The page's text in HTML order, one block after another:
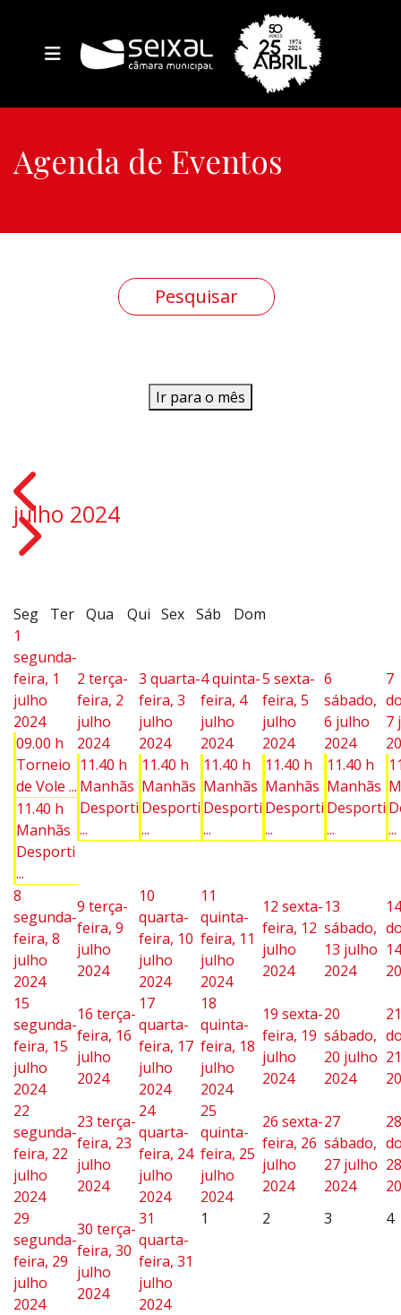
Agenda de Eventos
Ir para o mês
julho 2024
Seg Ter Qua Qui Sex Sáb
Dom
1
segunda-
feira, 1
julho
2024
09.00 h
Torneio
de Vole ...
11.40 h
Manhãs
Desporti
...
2 terça-
feira, 2
julho
2024
11.40 h
Manhãs
Desporti
...
3 quarta-
feira, 3
julho
2024
11.40 h
Manhãs
Desporti
...
4quinta-
feira, 4
julho
2024
11.40 h
Manhãs
Desporti
...
5 sexta-
feira, 5
julho
2024
11.40 h
Manhãs
Desporti
...
6
sábado,
6 julho
2024
11.40 h
Manhãs
Desporti
...
7
7
...
8
segunda-
feira, 8
julho
2024
9 terça-
feira, 9
julho
2024
10
quarta-
feira, 10
julho
2024
11
quinta-
feira, 11
julho
2024
12 sexta-
feira, 12
julho
2024
13
sábado,
13 julho
2024
14
15
segunda-
feira, 15
julho
2024
16 terça-
feira, 16
julho
2024
17
quarta-
feira, 17
julho
2024
18
quinta-
feira, 18
julho
2024
19 sexta-
feira, 19
julho
2024
20
sábado,
20 julho
2024
21
22
segunda-
feira, 22
julho
2024
23 terça-
feira, 23
julho
2024
24
quarta-
feira, 24
julho
2024
25
quinta-
feira, 25
julho
2024
26 sexta-
feira, 26
julho
2024
27
sábado,
27 julho
2024
28
29
segunda-
feira, 29
julho
2024
30 terça-
feira, 30
julho
2024
31
quarta-
feira, 31
julho
2024
1 2 3 4